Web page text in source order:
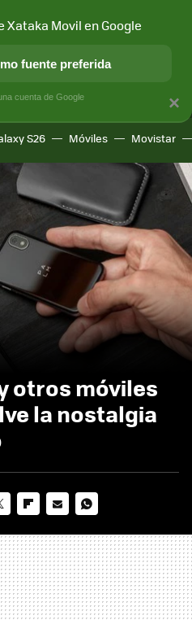
APLICACIONES
S26 Móviles Movistar
otros móviles
la nostalgia
MAIL
×
Xataka Movil en Google
fuente preferida
cuenta de Google